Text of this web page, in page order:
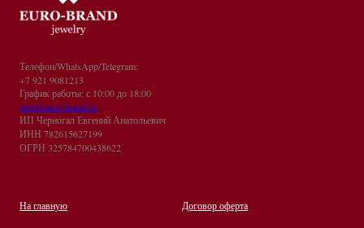
Телефон/WhatsApp/Telegram:
+7 921 9081213
График работы: с 10:00 до 18:00
info@euro-brand.ru
ИП Черногал Евгений Анатольевич
ИНН 782615627199
ОГРН 325784700438622
На главную
Договор оферта